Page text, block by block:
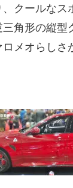
、クールなス
三角形の縦型
メオらしさ